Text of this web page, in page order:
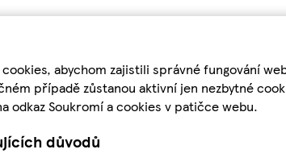
abychom zajistili správné fungování
případě zůstanou aktivní jen nezbytné
odkaz Soukromí a cookies v patičce webu.
důvodů